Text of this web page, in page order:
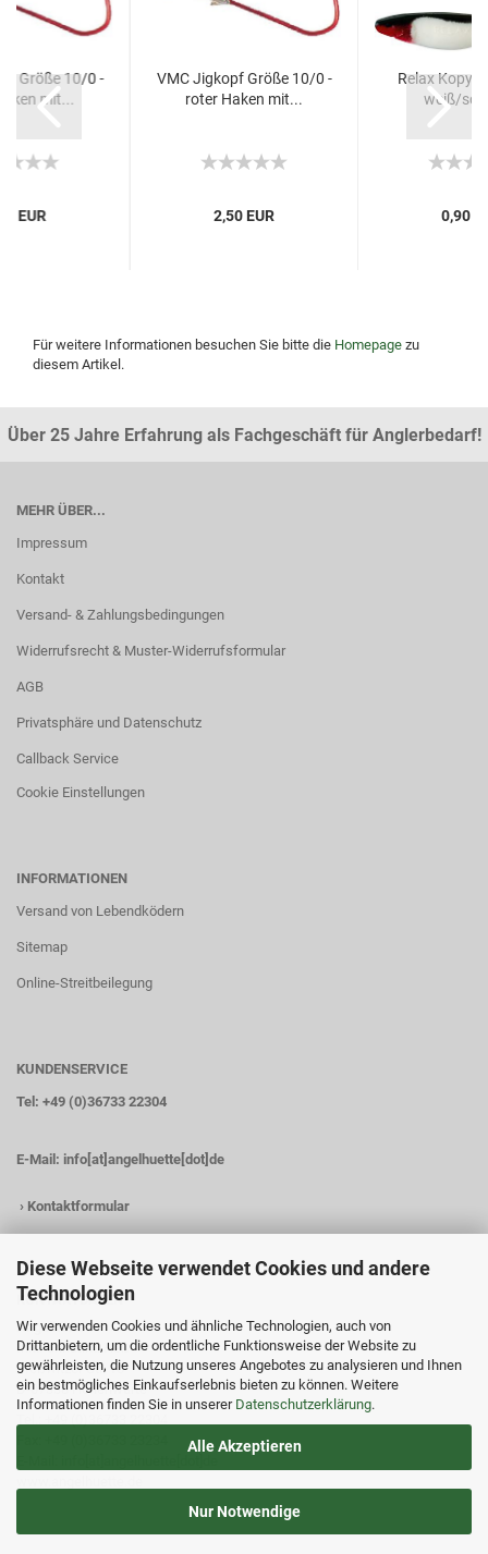
Diese Webseite verwendet Cookies und andere
Technologien
Wir verwenden Cookies und ähnliche Technologien, auch von
Drittanbietern, um die ordentliche Funktionsweise der Website zu
gewährleisten, die Nutzung unseres Angebotes zu analysieren und Ihnen
ein bestmögliches Einkaufserlebnis bieten zu können. Weitere
Informationen finden Sie in unserer Datenschutzerklärung.
Alle Akzeptieren
Nur Notwendige
Größe 10/0 -
mit...
EUR
VMC Jigkopf Größe 10/0 -
roter Haken mit...
2,50 EUR
Relax
weiß/
0,90
Für weitere Informationen besuchen Sie bitte die Homepage zu
diesem Artikel.
Über 25 Jahre Erfahrung als Fachgeschäft für Anglerbedarf!
MEHR ÜBER...
Impressum
Kontakt
Versand- & Zahlungsbedingungen
Widerrufsrecht & Muster-Widerrufsformular
AGB
Privatsphäre und Datenschutz
Callback Service
Cookie Einstellungen
INFORMATIONEN
Versand von Lebendködern
Sitemap
Online-Streitbeilegung
KUNDENSERVICE
Tel: +49 (0)36733 22304
E-Mail: info[at]angelhuette[dot]de
› Kontaktformular
KONTAKTDATEN
Angelhütte
Inh.: Christina Heß
Preßwitzer Str. 18
D-07338 Hohenwarte